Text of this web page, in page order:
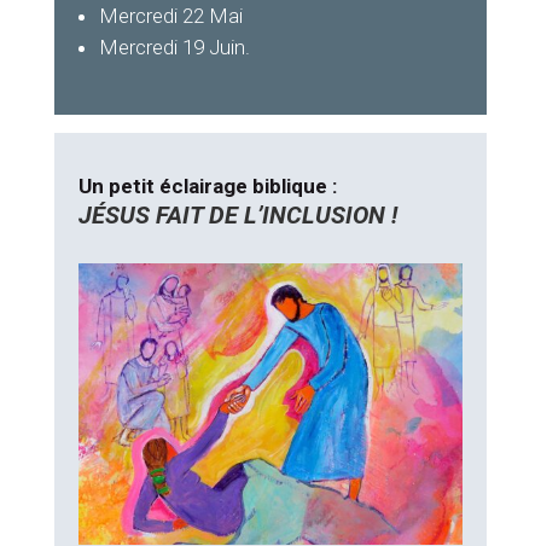
Mercredi 22 Mai
Mercredi 19 Juin.
Un petit éclairage biblique :
JÉSUS FAIT DE L’INCLUSION !